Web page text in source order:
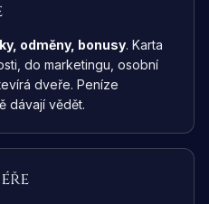
odměny, bonusy. Karta
do marketingu, osobní
dveře. Peníze
dávají vědět.